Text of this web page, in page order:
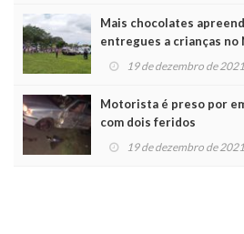
Mais chocolates
entregues a crianças no
19 de dezembro de 2021
Motorista é preso por
com dois feridos
19 de dezembro de 2021